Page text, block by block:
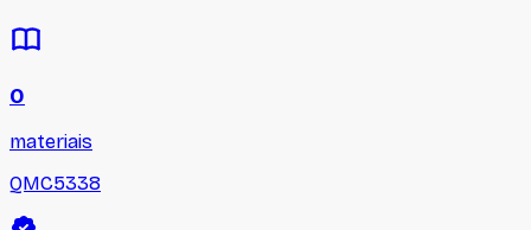
0
materiais
QMC5338